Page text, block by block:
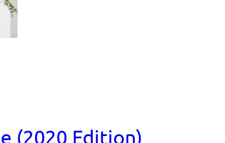
(2020 Edition)